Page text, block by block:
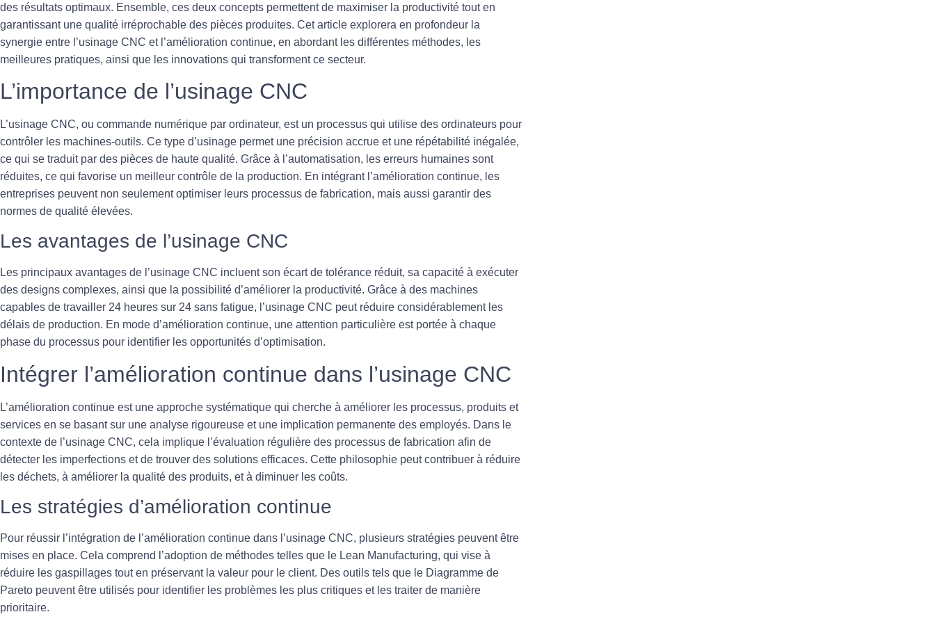
des résultats optimaux. Ensemble, ces deux concepts permettent de maximiser la productivité tout en
garantissant une qualité irréprochable des pièces produites. Cet article explorera en profondeur la
synergie entre l’usinage CNC et l’amélioration continue, en abordant les différentes méthodes, les
meilleures pratiques, ainsi que les innovations qui transforment ce secteur.
L’importance de l’usinage CNC
L’usinage CNC, ou commande numérique par ordinateur, est un processus qui utilise des ordinateurs pour
contrôler les machines-outils. Ce type d’usinage permet une précision accrue et une répétabilité inégalée,
ce qui se traduit par des pièces de haute qualité. Grâce à l’automatisation, les erreurs humaines sont
réduites, ce qui favorise un meilleur contrôle de la production. En intégrant l’amélioration continue, les
entreprises peuvent non seulement optimiser leurs processus de fabrication, mais aussi garantir des
normes de qualité élevées.
Les avantages de l’usinage CNC
Les principaux avantages de l’usinage CNC incluent son écart de tolérance réduit, sa capacité à exécuter
des designs complexes, ainsi que la possibilité d’améliorer la productivité. Grâce à des machines
capables de travailler 24 heures sur 24 sans fatigue, l’usinage CNC peut réduire considérablement les
délais de production. En mode d’amélioration continue, une attention particulière est portée à chaque
phase du processus pour identifier les opportunités d’optimisation.
Intégrer l’amélioration continue dans l’usinage CNC
L’amélioration continue est une approche systématique qui cherche à améliorer les processus, produits et
services en se basant sur une analyse rigoureuse et une implication permanente des employés. Dans le
contexte de l’usinage CNC, cela implique l’évaluation régulière des processus de fabrication afin de
détecter les imperfections et de trouver des solutions efficaces. Cette philosophie peut contribuer à réduire
les déchets, à améliorer la qualité des produits, et à diminuer les coûts.
Les stratégies d’amélioration continue
Pour réussir l’intégration de l’amélioration continue dans l’usinage CNC, plusieurs stratégies peuvent être
mises en place. Cela comprend l’adoption de méthodes telles que le Lean Manufacturing, qui vise à
réduire les gaspillages tout en préservant la valeur pour le client. Des outils tels que le Diagramme de
Pareto peuvent être utilisés pour identifier les problèmes les plus critiques et les traiter de manière
prioritaire.